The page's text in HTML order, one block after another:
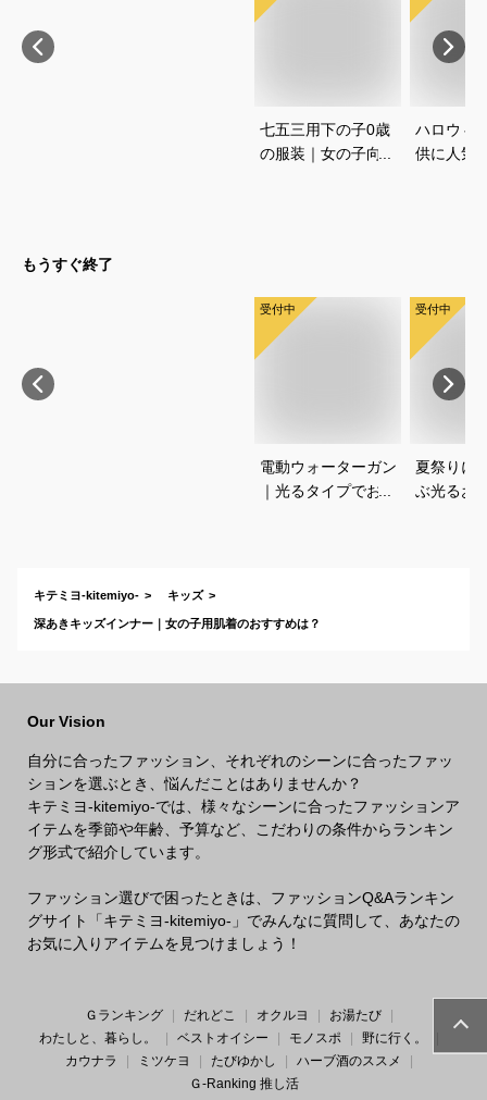
七五三用下の子0歳
の服装｜女の子向
ハロウィ
供に人気
もうすぐ終了
受付中
電動ウォーターガン
｜光るタイプでおす
受付中
夏祭りに
ぶ光るお
キテミヨ-kitemiyo- キッズ
深あきキッズインナー｜女の子用肌着のおすすめは？
Our Vision
自分に合ったファッション、それぞれのシーンに合ったファッ
ションを選ぶとき、悩んだことはありませんか？
キテミヨ-kitemiyo-では、様々なシーンに合ったファッションア
イテムを季節や年齢、予算など、こだわりの条件からランキン
グ形式で紹介しています。
ファッション選びで困ったときは、ファッションQ&Aランキン
グサイト「キテミヨ-kitemiyo-」でみんなに質問して、あなたの
お気に入りアイテムを見つけましょう！
Ｇランキング だれどこ オクルヨ
お湯たび
わたしと、暮らし。
ベストオイシー モノスポ
野に行く。
カウナラ
ミツケヨ たびゆかし
ハーブ酒のススメ
Ｇ-Ranking 推し活